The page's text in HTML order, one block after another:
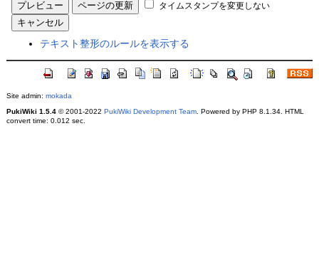
タイムスタンプを変更しない
テキスト整形のルールを表示する
Site admin: mokada
PukiWiki 1.5.4© 2001-2022 PukiWiki Development Team. Powered by PHP 8.1.34. HTML
convert time: 0.012 sec.